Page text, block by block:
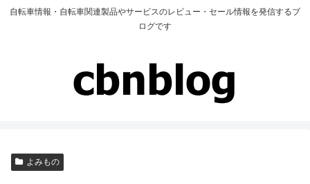
自転車情報・自転車関連製品やサービスのレビュー・セール情報を発信するブ
ログです
よみもの